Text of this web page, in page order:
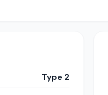
Type 2